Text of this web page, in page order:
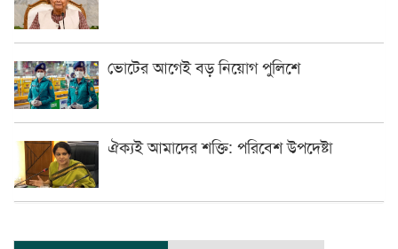
ভোটের আগেই বড় নিয়োগ পুলিশে
ঐক্যই আমাদের শক্তি: পরিবেশ উপদেষ্টা